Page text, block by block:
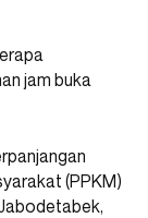
jam buka
(PPKM)